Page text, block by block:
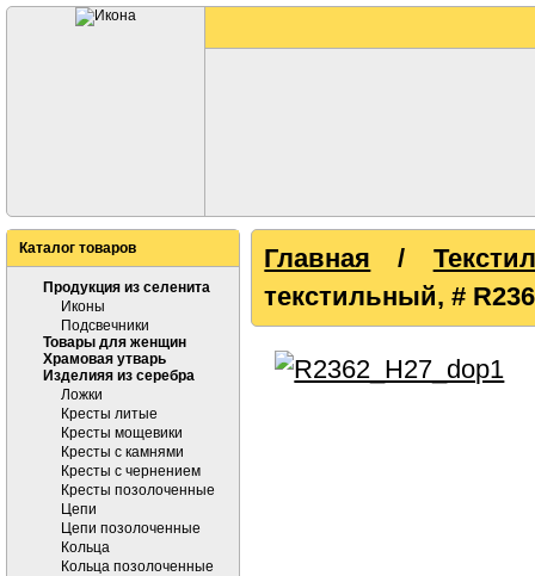
Каталог товаров
Продукция из селенита
Иконы
Подсвечники
Товары для женщин
Храмовая утварь
Изделияя из серебра
Ложки
Кресты литые
Кресты мощевики
Кресты с камнями
Кресты с чернением
Кресты позолоченные
Цепи
Цепи позолоченные
Кольца
Кольца позолоченные
Главная /
текстильный, #